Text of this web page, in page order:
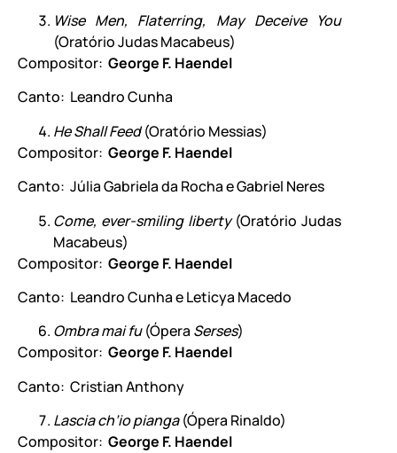
Wise Men, Flaterring, May Deceive You
(Oratório Judas Macabeus)
Compositor: George F. Haendel
Canto: Leandro Cunha
He Shall Feed(Oratório Messias)
Compositor: George F. Haendel
Canto: Júlia Gabriela da Rocha e Gabriel Neres
Come, ever-smiling liberty(Oratório Judas
Macabeus)
Compositor: George F. Haendel
Canto: Leandro Cunha e Leticya Macedo
Ombra mai fu(Ópera Serses)
Compositor: George F. Haendel
Canto: Cristian Anthony
Lascia ch’io pianga(Ópera Rinaldo)
Compositor: George F. Haendel